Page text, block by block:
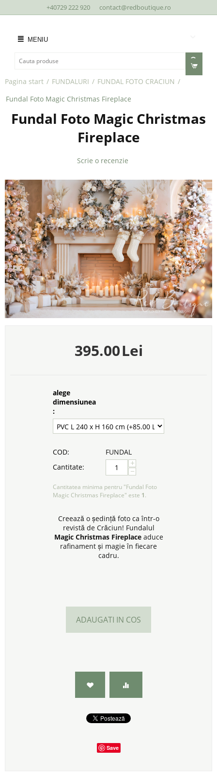
+40729 222 920 contact@redboutique.ro
MENIU
Pagina start / FUNDALURI / FUNDAL FOTO CRACIUN /
Fundal Foto Magic Christmas Fireplace
Fundal Foto Magic Christmas
Fireplace
Scrie o recenzie
395.00Lei
alege
dimensiunea
:
COD:
FUNDAL
Cantitate:
+
−
Cantitatea minima pentru "Fundal Foto
Magic Christmas Fireplace" este 1.
Creează o ședință foto ca într-o
revistă de Crăciun! Fundalul
Magic Christmas Fireplaceaduce
rafinament și magie în fiecare
cadru.
ADAUGATI IN COS
Save